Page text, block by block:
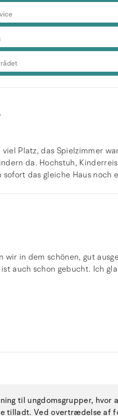
Platz, das Spielzimmer
da. Hochstuh,
das gleiche Haus noch
in dem schönen, gut
auch schon gebucht. Ich
til ungdomsgrupper, hvor
tilladt. Ved overtrædelse af